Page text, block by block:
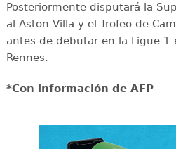
Posteriormente disputará la
al Aston Villa y el Trofeo de
antes de debutar en la Ligue 1
Rennes.
*Con información de AFP